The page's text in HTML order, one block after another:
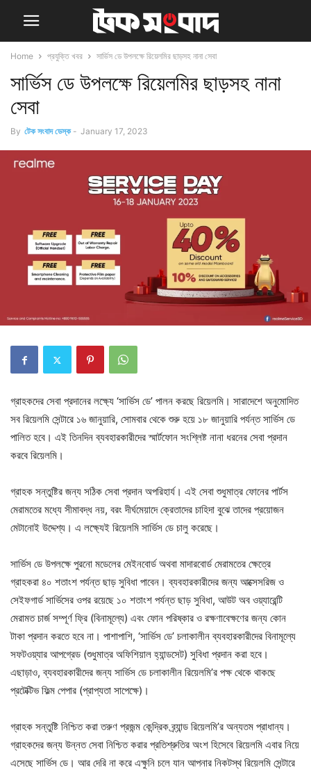
Home প্রযুক্তি খবর সার্ভিস ডে উপলক্ষে রিয়েলমির ছাড়সহ নানা সেবা
সার্ভিস ডে উপলক্ষে রিয়েলমির ছাড়সহ নানা
সেবা
By টেক সংবাদ ডেস্ক - January 17, 2023
গ্রাহকদের সেবা প্রদানের লক্ষ্যে ‘সার্ভিস ডে’ পালন করছে রিয়েলমি। সারাদেশে অনুমোদিত
সব রিয়েলমি সেন্টারে ১৬ জানুয়ারি, সোমবার থেকে শুরু হয়ে ১৮ জানুয়ারি পর্যন্ত সার্ভিস ডে
পালিত হবে। এই তিনদিন ব্যবহারকারীদের স্মার্টফোন সংশ্লিষ্ট নানা ধরনের সেবা প্রদান
করবে রিয়েলমি।
গ্রাহক সন্তুষ্টির জন্য সঠিক সেবা প্রদান অপরিহার্য। এই সেবা শুধুমাত্র ফোনের পার্টস
মেরামতের মধ্যে সীমাবদ্ধ নয়, বরং দীর্ঘমেয়াদে ক্রেতাদের চাহিদা বুঝে তাদের প্রয়োজন
মেটানোই উদ্দেশ্য। এ লক্ষ্যেই রিয়েলমি সার্ভিস ডে চালু করেছে।
সার্ভিস ডে উপলক্ষে পুরনো মডেলের মেইনবোর্ড অথবা মাদারবোর্ড মেরামতের ক্ষেত্রে
গ্রাহকরা ৪০ শতাংশ পর্যন্ত ছাড় সুবিধা পাবেন। ব্যবহারকারীদের জন্য আক্সেসরিজ ও
সেইফগার্ড সার্ভিসের ওপর রয়েছে ১০ শতাংশ পর্যন্ত ছাড় সুবিধা, আউট অব ওয়্যারেন্টি
মেরামত চার্জ সম্পূর্ণ ফ্রি (বিনামূল্যে) এবং ফোন পরিষ্কার ও রক্ষণাবেক্ষণের জন্য কোন
টাকা প্রদান করতে হবে না। পাশাপাশি, ‘সার্ভিস ডে’ চলাকালীন ব্যবহারকারীদের বিনামূল্যে
সফটওয়্যার আপগ্রেড (শুধুমাত্র অফিশিয়াল হ্যান্ডসেট) সুবিধা প্রদান করা হবে।
এছাড়াও, ব্যবহারকারীদের জন্য সার্ভিস ডে চলাকালীন রিয়েলমি’র পক্ষ থেকে থাকছে
প্রটেক্টিভ ফিল্ম পেপার (প্রাপ্যতা সাপেক্ষে)।
গ্রাহক সন্তুষ্টি নিশ্চিত করা তরুণ প্রজন্ম কেন্দ্রিক ব্র্যান্ড রিয়েলমি’র অন্যতম প্রাধান্য।
গ্রাহকদের জন্য উন্নত সেবা নিশ্চিত করার প্রতিশ্রুতির অংশ হিসেবে রিয়েলমি এবার নিয়ে
এসেছে সার্ভিস ডে। আর দেরি না করে এক্ষুনি চলে যান আপনার নিকটস্থ রিয়েলমি সেন্টারে